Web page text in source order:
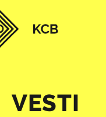
VESTI